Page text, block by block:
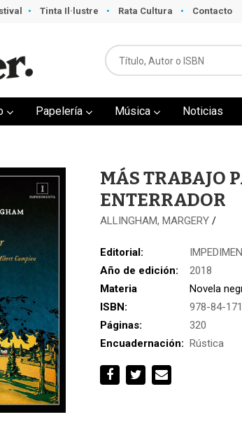
Tinta Il·lustre Rata Cultura Contacto
Papelería Música Noticias
MÁS TRABAJO
ENTERRADOR
ALLINGHAM, MARGERY/
Editorial:
Año de edición:
2018
Materia
Novela
ISBN:
978-84-
Páginas:
320
Encuadernación: Rústica